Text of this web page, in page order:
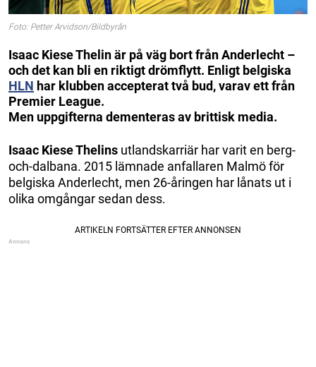
Foto: Petter Arvidson/Bildbyrån
Isaac Kiese Thelin är på väg bort från Anderlecht –
och det kan bli en riktigt drömflytt. Enligt belgiska
HLN har klubben accepterat två bud, varav ett från
Premier League.
Men uppgifterna dementeras av brittisk media.
Isaac Kiese Thelins utlandskarriär har varit en berg-
och-dalbana. 2015 lämnade anfallaren Malmö för
belgiska Anderlecht, men 26-åringen har lånats ut i
olika omgångar sedan dess.